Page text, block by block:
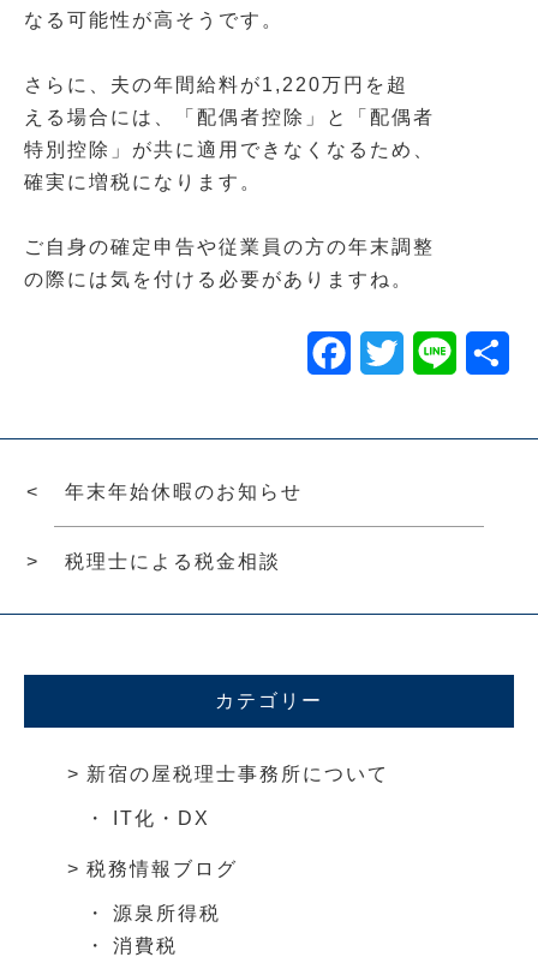
なる可能性が高そうです。
さらに、夫の年間給料が1,220万円を超
える場合には、「配偶者控除」と「配偶者
特別控除」が共に適用できなくなるため、
確実に増税になります。
ご自身の確定申告や従業員の方の年末調整
の際には気を付ける必要がありますね。
Facebook
TwitterLine
年末年始休暇のお知らせ
税理士による税金相談
カテゴリー
新宿の屋税理士事務所について
IT化・DX
税務情報ブログ
源泉所得税
消費税